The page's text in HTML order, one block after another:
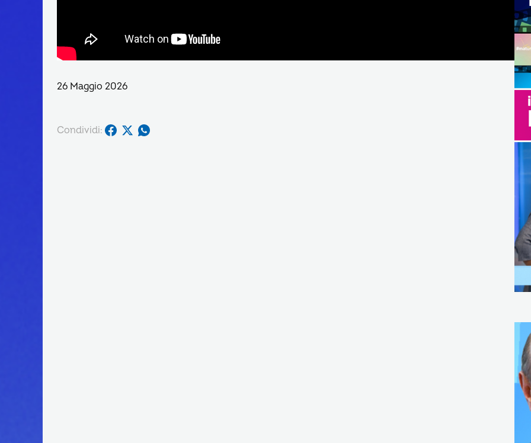
26 Maggio 2026
Condividi: